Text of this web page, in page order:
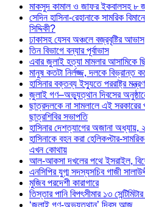
মাকসুদ কামাল ও জাফর ইকবালসহ ৮
সেদিন হাসিনা-রেহানাকে সামরিক
সিদ্দিকী?
ঢাকাসহ যেসব অঞ্চলে বজ্রবৃষ্টির আভাস
তিন বিভাগে বন্যার পূর্বাভাস
এবার জুলাই হত্যা মামলার আসামিকে
মানুষ কতটা নির্লজ্জ, দলকে বিভ্রান্ত
হাসিনার বক্তব্য ইস্যুতে পররাষ্ট্র
জুলাই গণ–অভ্যুত্থান দিবসের
ছাত্রদলকে না সামলালে এই
ছাত্রশিবির সভাপতি
হাসিনার দেশত্যাগের অজানা
হাসিনাকে বহন করা হেলিকপ্টার-
এখন কোথায়
আল-আকসা দখলের পথে ইসরাইল,
এনসিপির যুগ্ম সদস্যসচিব গাজী
মুজিব পরদেশী কারাগারে
তিস্তার পানি বিপৎসীমার ১৩
‘জুলাই গণ-অভ্যুত্থান’ দিবস আজ